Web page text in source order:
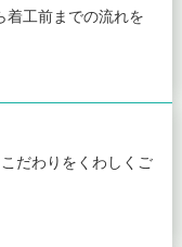
着工前までの流れを
だわりを くわしくご